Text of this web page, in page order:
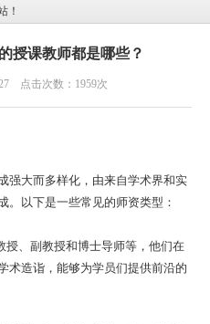
！
授课教师都是哪些？
点击次数：1959次
强大而多样化，由来自学术界和实
。以下是一些常见的师资类型：
授、副教授和博士导师等，他们在
术造诣，能够为学员们提供前沿的